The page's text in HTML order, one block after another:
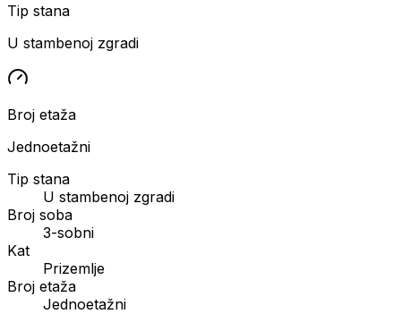
Tip stana
U stambenoj zgradi
Broj etaža
Jednoetažni
Tip stana
U stambenoj zgradi
Broj soba
3-sobni
Kat
Prizemlje
Broj etaža
Jednoetažni